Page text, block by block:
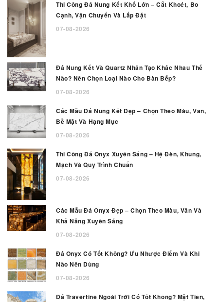
Thi Công Đá Nung Kết Khổ Lớn – Cắt Khoét, Bo
Cạnh, Vận Chuyển Và Lắp Đặt
07-08-2026
Đá Nung Kết Và Quartz Nhân Tạo Khác Nhau Thế
Nào? Nên Chọn Loại Nào Cho Bàn Bếp?
07-08-2026
Các Mẫu Đá Nung Kết Đẹp – Chọn Theo Màu, Vân,
Bề Mặt Và Hạng Mục
07-08-2026
Thi Công Đá Onyx Xuyên Sáng – Hệ Đèn, Khung,
Mạch Và Quy Trình Chuẩn
07-08-2026
Các Mẫu Đá Onyx Đẹp – Chọn Theo Màu, Vân Và
Khả Năng Xuyên Sáng
07-08-2026
Đá Onyx Có Tốt Không? Ưu Nhược Điểm Và Khi
Nào Nên Dùng
07-08-2026
Đá Travertine Ngoài Trời Có Tốt Không? Mặt Tiền,